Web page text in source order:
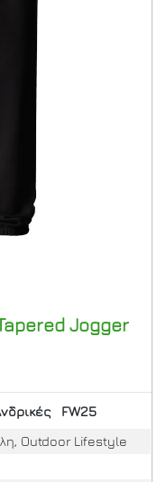
Jogger
FW25
Outdoor Lifestyle